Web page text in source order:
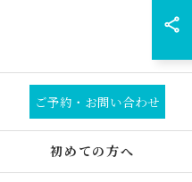
ご予約・お問い合わせ
初めての方へ